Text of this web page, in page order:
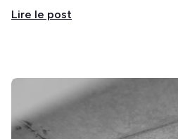
Lire le post